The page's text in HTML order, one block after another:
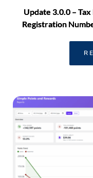
Update 3.0.0 –
Registration